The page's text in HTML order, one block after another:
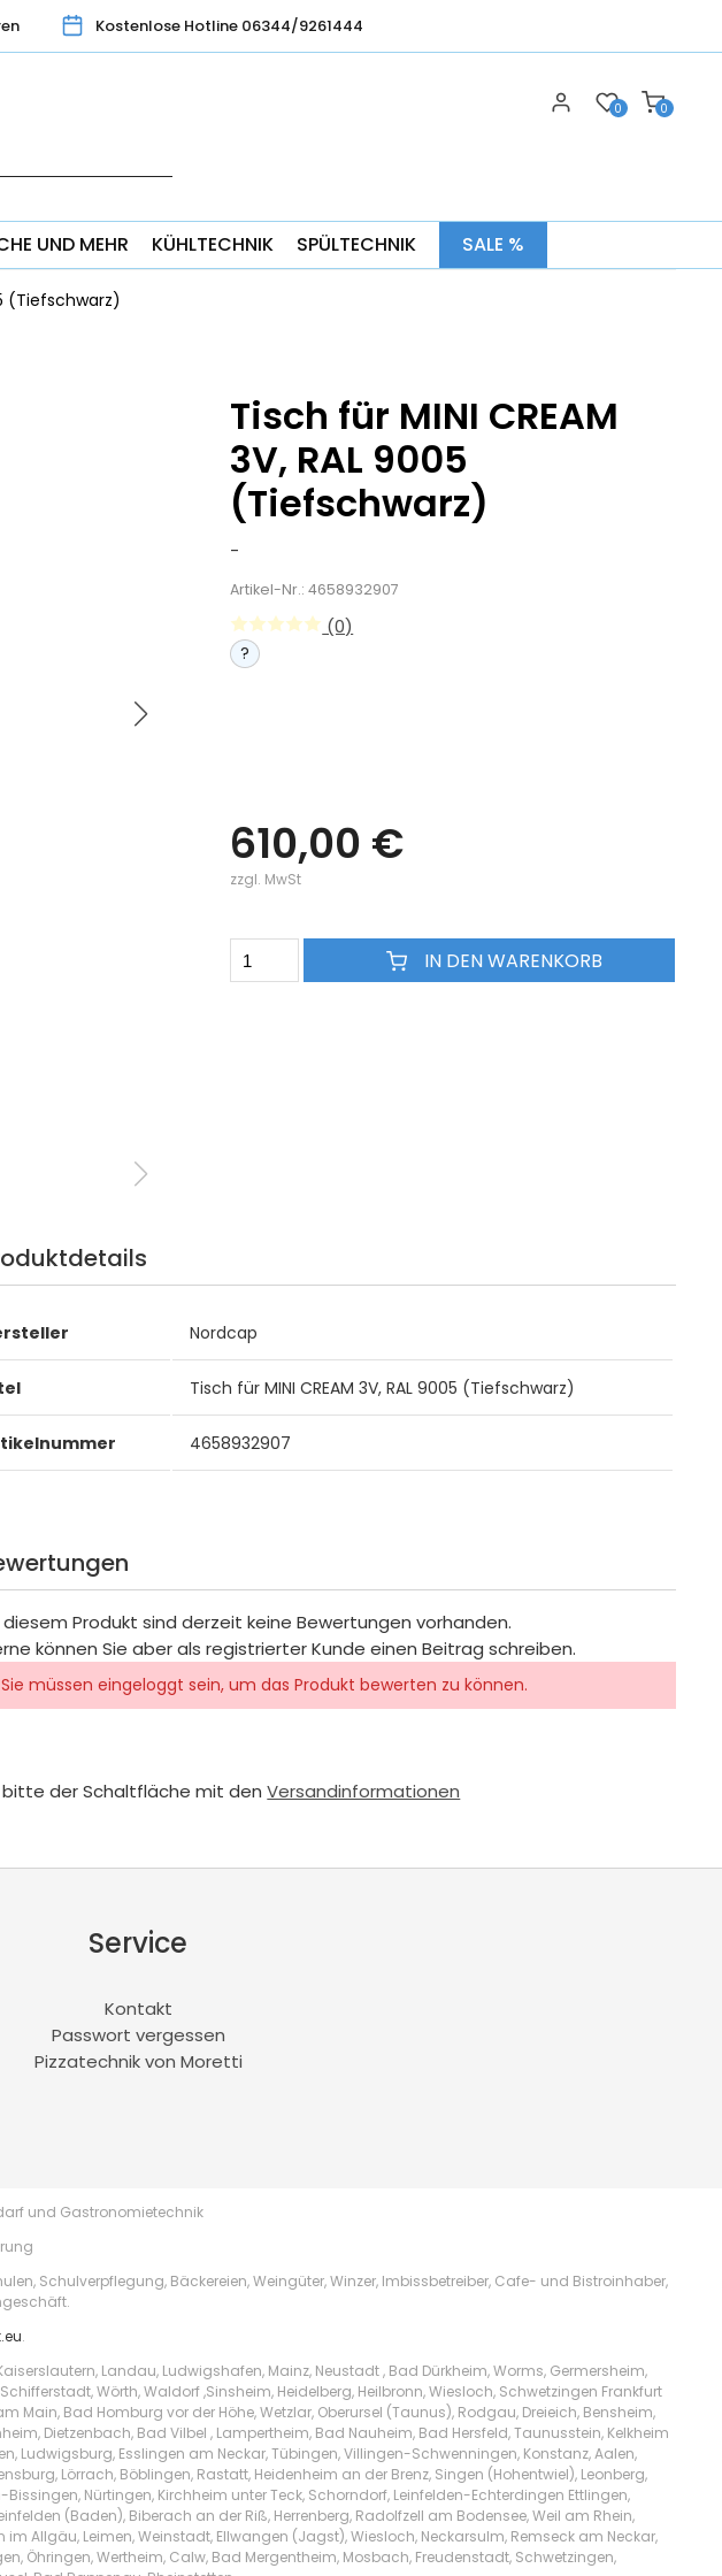
Kostenlose Hotline 06344/9261444
0
0
UND MEHR KÜHLTECHNIK SPÜLTECHNIK SALE %
(Tiefschwarz)
Tisch für MINI CREAM
3V, RAL 9005
(Tiefschwarz)
-
Artikel-Nr.: 4658932907
(0)
?
610,00 €
zzgl. MwSt
IN DEN WARENKORB
Nordcap
Tisch für MINI CREAM 3V, RAL 9005 (Tiefschwarz)
4658932907
diesem Produkt sind derzeit keine Bewertungen vorhanden.
können Sie aber als registrierter Kunde einen Beitrag schreiben.
Sie müssen eingeloggt sein, um das Produkt bewerten zu können.
bitte der Schaltfläche mit denVersandinformationen
Service
Kontakt
Passwort vergessen
Pizzatechnik von Moretti
und Gastronomietechnik
Schulverpflegung, Bäckereien, Weingüter, Winzer, Imbissbetreiber, Cafe- und Bistroinhaber,
.
Landau, Ludwigshafen, Mainz, Neustadt , Bad Dürkheim, Worms, Germersheim,
Wörth, Waldorf ,Sinsheim, Heidelberg, Heilbronn, Wiesloch, Schwetzingen Frankfurt
Bad Homburg vor der Höhe, Wetzlar, Oberursel (Taunus), Rodgau, Dreieich, Bensheim,
Dietzenbach, Bad Vilbel , Lampertheim, Bad Nauheim, Bad Hersfeld, Taunusstein, Kelkheim
Ludwigsburg, Esslingen am Neckar, Tübingen, Villingen-Schwenningen, Konstanz, Aalen,
Lörrach, Böblingen, Rastatt, Heidenheim an der Brenz, Singen (Hohentwiel), Leonberg,
Nürtingen, Kirchheim unter Teck, Schorndorf, Leinfelden-Echterdingen Ettlingen,
(Baden), Biberach an der Riß, Herrenberg, Radolfzell am Bodensee, Weil am Rhein,
Allgäu, Leimen, Weinstadt, Ellwangen (Jagst), Wiesloch, Neckarsulm, Remseck am Neckar,
Öhringen, Wertheim, Calw, Bad Mergentheim, Mosbach, Freudenstadt, Schwetzingen,